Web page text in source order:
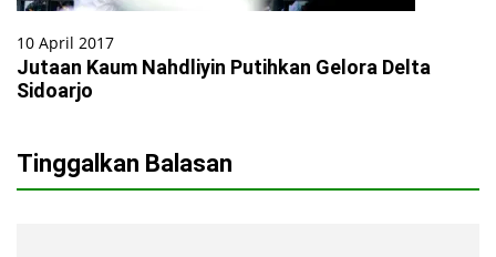
10 April 2017
Jutaan Kaum Nahdliyin Putihkan Gelora Delta
Sidoarjo
Tinggalkan Balasan